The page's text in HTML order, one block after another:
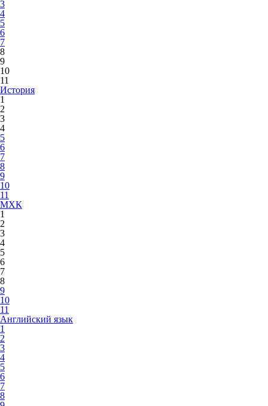
3
4
5
6
7
8
9
10
11
История
1
2
3
4
5
6
7
8
9
10
11
МХК
1
2
3
4
5
6
7
8
9
10
11
Английский язык
1
2
3
4
5
6
7
8